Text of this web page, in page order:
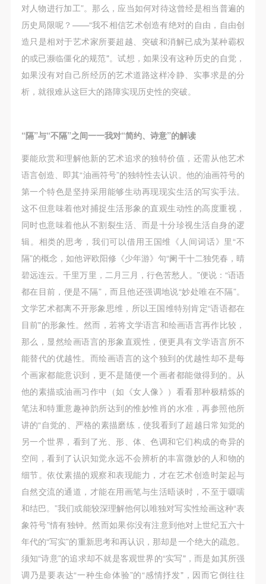
对人物进行加工”。那么，应当如何对待这曾经是相当普遍的
历史局限呢？——“我不相信艺术创造有绝对的自由，自由创
造只是相对于艺术家所要超越、突破和消解已成为某种霸权
的或已濒临僵化的规范"。试想，如果没有这种历史的自觉，
如果没有对自己所经历的艺术道路这样冷静、实事求是的分
析，就很难从这巨大的路障实现历史性的突破。
“隔”与“不隔”之间一一我对“简约、诗意”的解读
要能欣赏和理解他新的艺术追求的独特价值，还需从他艺术
语言创造、即其“油画符号”的独特性去认识。他的油画符号的
第一个特色是坚持采用能够生动再现现实生活的写实手法。
这不但意味着他对捕捉生活形象的直观生动性的高度重视，
同时也意味着他从不割裂生活、而是十分珍视生活自身的逻
辑。相类的思考，我们可以借用王国维《人间词话》里“不
隔”的概念，如他评欧阳修《少年游》句“阑干十二独凭春，晴
碧远连云。千里万里，二月三月，行色苦愁人。”便说：“语语
都在目前，便是不隔”，而且他还强调地说“妙处唯在不隔”。
文学艺术都离不开形象思维，所以王国维特别肯定“语语都在
目前"的形象性。然而，若将文学语言和绘画语言再作比较，
那么，显然绘画语言的形象直观性，便更具有文学语言所不
能替代的优越性。而绘画语言的这个独到的优越性却不是每
个画家都能意识到，更不是随便一个画者都能做得到的。从
他的素描或油画习作中（如《女人像》）看看那种极精炼的
笔法和特重意趣神韵所达到的惟妙惟肖的水准，再参照他所
讲的“自觉的、严格的素描磨练，使我看到了超越日常知觉的
另一个世界，看到了光、形、体、色调和它们构成的奇异的
空间，看到了认识知觉永远不会辨析的丰富微妙的人和物的
细节。依仗素描的观察和表现能力，才在艺术创造时架起与
自然交流的通道，才能在用画笔与生活晤谈时，不至于嗫嚅
和结巴。”我们或能较深理解他何以唯独对写实性绘画这种“表
象符号”情有独钟。然而如果你没有注意到他对上世纪五六十
年代的“写实”的重新思考和再认识，那却是一个绝大的疏忽。
须知“诗意”的追求却不就是客观世界的“实写"，而是如其所强
调乃是要表达“一种生命体验”的“感情抒发"，因而它倒往往
快捷登录 帐号密码登录
手机号码
发送验证码
验证码